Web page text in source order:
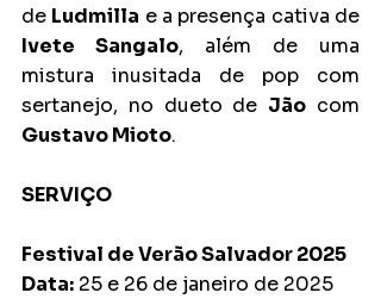
de Ludmilla
Ivete Sangalo, além de uma
mistura inusitada de pop com
sertanejo, no dueto de Jão
Gustavo Mioto.
SERVIÇO
Festival de Verão Salvador 2025
Data: 25 e 26 de janeiro de 2025